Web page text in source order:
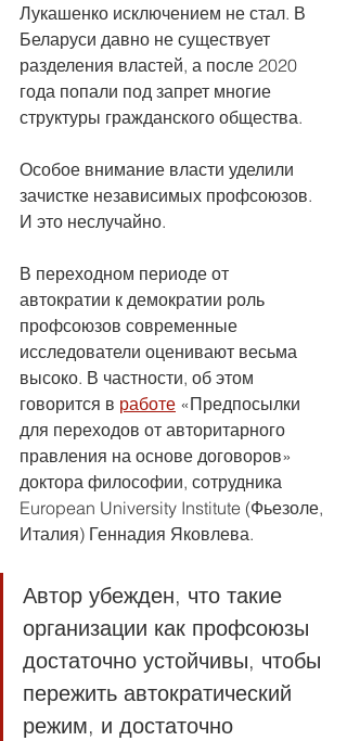
Лукашенко исключением не стал. В
Беларуси давно не существует
разделения властей, а после 2020
года попали под запрет многие
структуры гражданского общества.
Особое внимание власти уделили
зачистке независимых профсоюзов.
И это неслучайно.
В переходном периоде от
автократии к демократии роль
профсоюзов современные
исследователи оценивают весьма
высоко. В частности, об этом
говорится в работе «Предпосылки
для переходов от авторитарного
правления на основе договоров»
доктора философии, сотрудника
European University Institute (Фьезоле,
Италия) Геннадия Яковлева.
Автор убежден, что такие
организации как профсоюзы
достаточно устойчивы, чтобы
пережить автократический
режим, и достаточно